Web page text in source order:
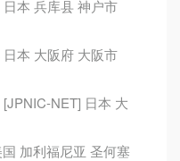
本 兵库县 神户市
本 大阪府 大阪市
NET] 日本 大
加利福尼亚 圣何塞